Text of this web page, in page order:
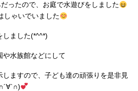
ったので、お庭で水遊びをしました
しゃいでいました
ました(*^^*)
や水族館などにして
ますので、子ども達の頑張りを是非見